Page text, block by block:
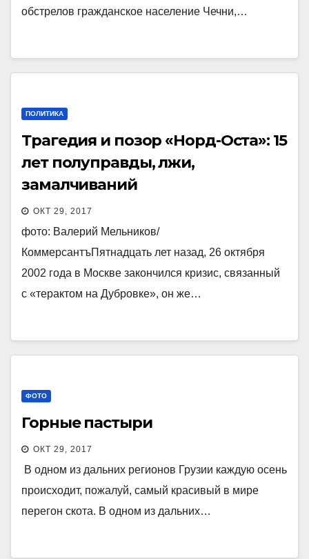
обстрелов гражданское население Чечни,…
ПОЛИТИКА
Трагедия и позор «Норд-Оста»: 15
лет полуправды, лжи,
замалчиваний
ОКТ 29, 2017
фото: Валерий Мельников/
КоммерсантъПятнадцать лет назад, 26 октября
2002 года в Москве закончился кризис, связанный
с «терактом на Дубровке», он же…
ФОТО
Горные пастыри
ОКТ 29, 2017
В одном из дальних регионов Грузии каждую осень
происходит, пожалуй, самый красивый в мире
перегон скота. В одном из дальних…